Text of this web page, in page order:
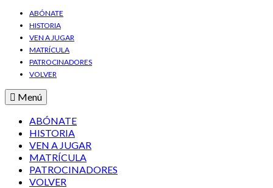
ABÓNATE
HISTORIA
VEN A JUGAR
MATRÍCULA
PATROCINADORES
VOLVER
Menú
ABÓNATE
HISTORIA
VEN A JUGAR
MATRÍCULA
PATROCINADORES
VOLVER